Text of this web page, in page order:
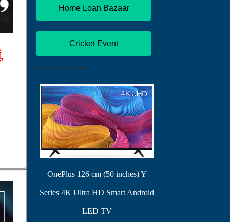
Home Loan Bazaar
Cricket Event
OnePlus 126 cm (50 inches) Y
Series 4K Ultra HD Smart Android
LED TV